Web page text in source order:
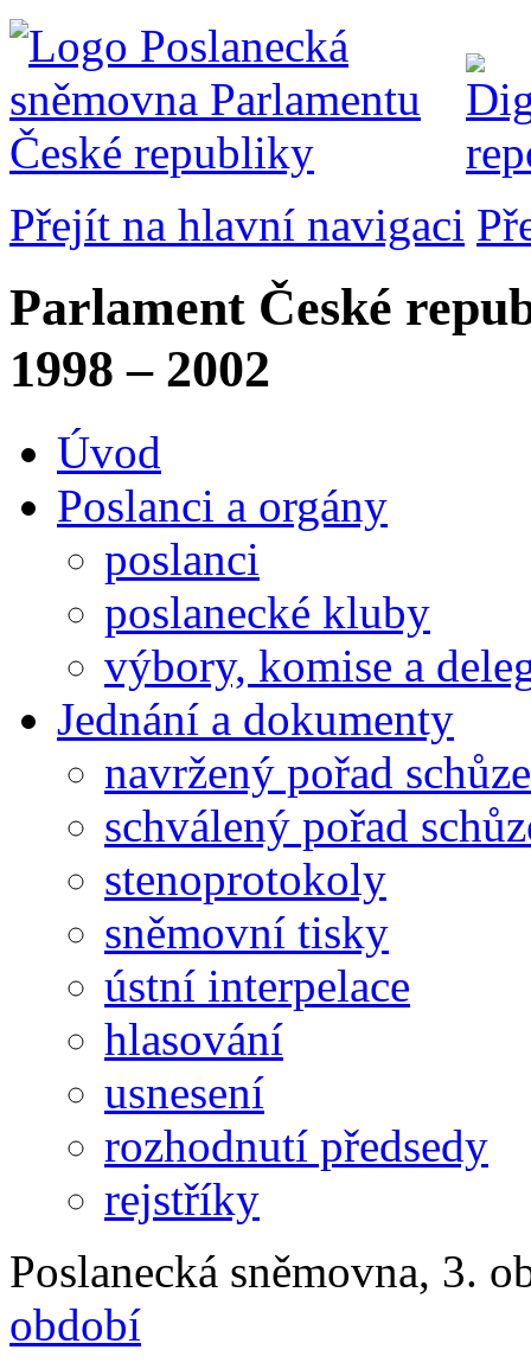
Přejít na hlavní navigaci
Parlament České
1998 – 2002
Úvod
Poslanci a orgány
poslanci
poslanecké kluby
výbory, komise a
Jednání a dokumenty
navržený pořad schůze
schválený pořad
stenoprotokoly
sněmovní tisky
ústní interpelace
hlasování
usnesení
rozhodnutí předsedy
rejstříky
Poslanecká sněmovna, 3.
období